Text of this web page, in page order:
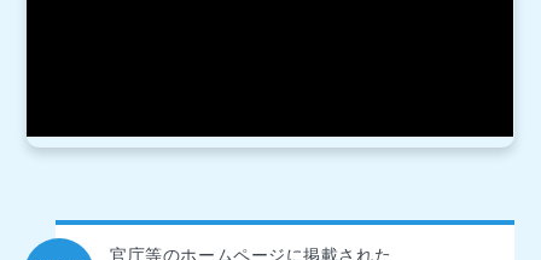
官庁等のホームページに掲載された